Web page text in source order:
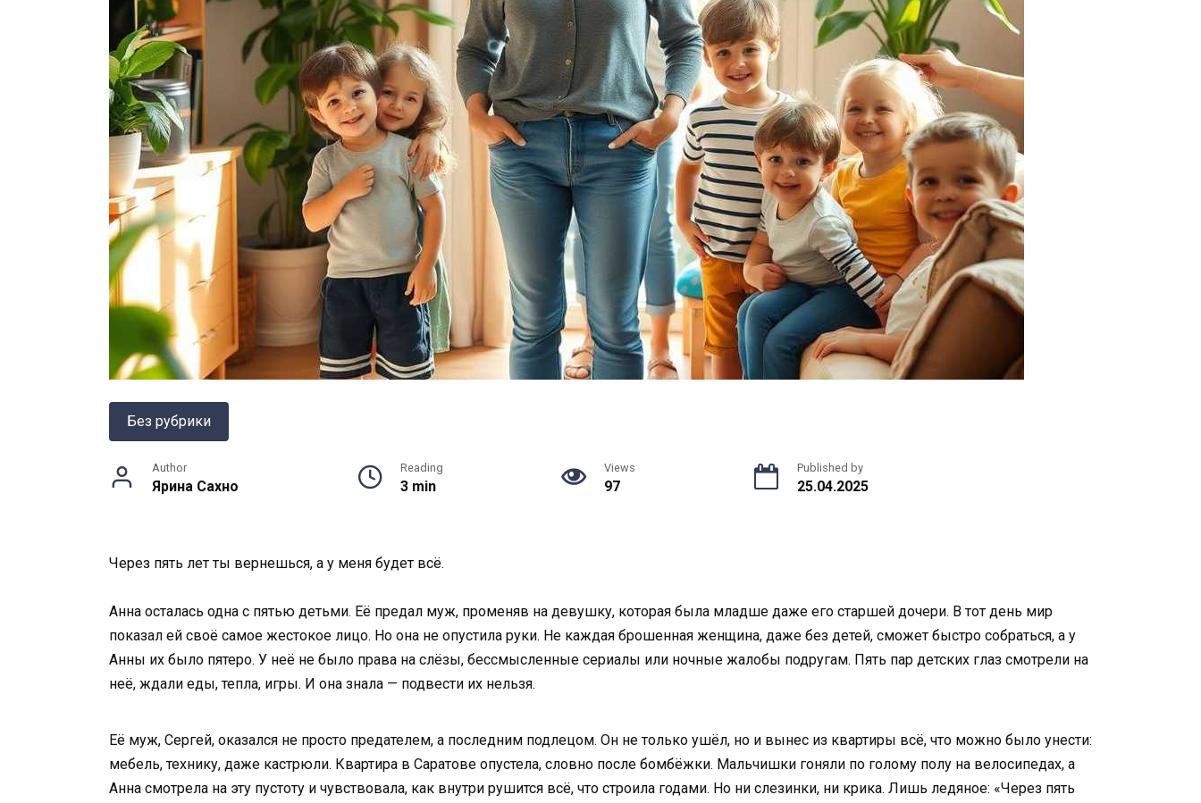
Без рубрики
Author
Ярина Сахно
Reading
3 min
Views
97
Published by
25.04.2025
Через пять лет ты вернешься, а у меня будет всё.
Анна осталась одна с пятью детьми. Её предал муж, променяв на девушку, которая была младше даже его старшей дочери. В тот день мир
показал ей своё самое жестокое лицо. Но она не опустила руки. Не каждая брошенная женщина, даже без детей, сможет быстро собраться, а у
Анны их было пятеро. У неё не было права на слёзы, бессмысленные сериалы или ночные жалобы подругам. Пять пар детских глаз смотрели на
неё, ждали еды, тепла, игры. И она знала — подвести их нельзя.
Её муж, Сергей, оказался не просто предателем, а последним подлецом. Он не только ушёл, но и вынес из квартиры всё, что можно было унести:
мебель, технику, даже кастрюли. Квартира в Саратове опустела, словно после бомбёжки. Мальчишки гоняли по голому полу на велосипедах, а
Анна смотрела на эту пустоту и чувствовала, как внутри рушится всё, что строила годами. Но ни слезинки, ни крика. Лишь ледяное: «Через пять